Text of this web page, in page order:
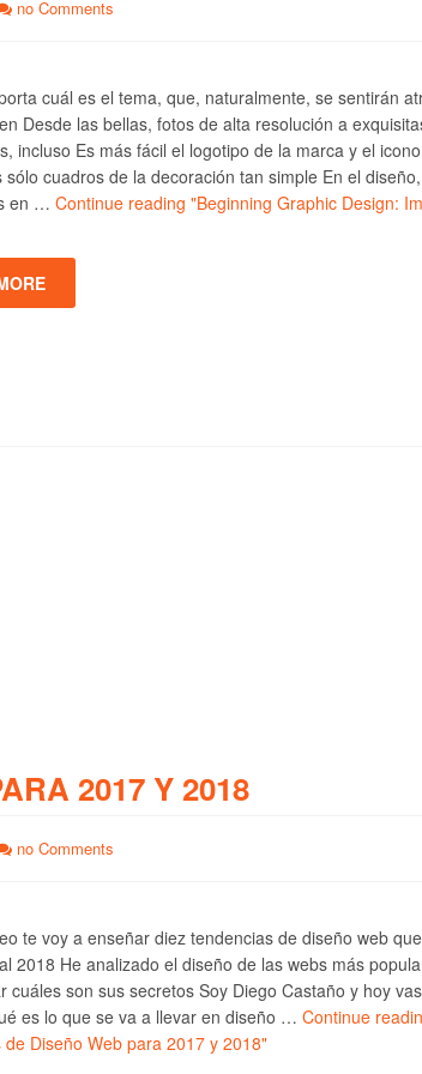
no Comments
cuál es el tema, que, naturalmente, se sentirán
Desde las bellas, fotos de alta resolución a
incluso Es más fácil el logotipo de la marca y el
sólo cuadros de la decoración tan simple En el
en … Continue reading "Beginning Graphic Design:
2017 Y 2018
no Comments
te voy a enseñar diez tendencias de diseño web
2018 He analizado el diseño de las webs más
cuáles son sus secretos Soy Diego Castaño y hoy
es lo que se va a llevar en diseño … Continue
de Diseño Web para 2017 y 2018"